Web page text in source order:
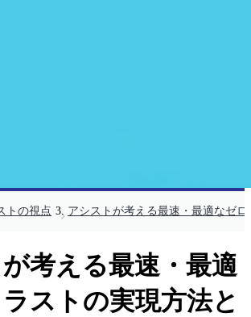
トの視点 アシストが考える最速・最適なゼ
考える最速・最適
ストの実現方法と